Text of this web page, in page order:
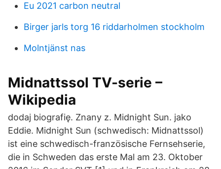
Eu 2021 carbon neutral
Birger jarls torg 16 riddarholmen stockholm
Molntjänst nas
Midnattssol TV-serie –
Wikipedia
dodaj biografię. Znany z. Midnight Sun. jako
Eddie. Midnight Sun (schwedisch: Midnattssol)
ist eine schwedisch-französische Fernsehserie,
die in Schweden das erste Mal am 23. Oktober